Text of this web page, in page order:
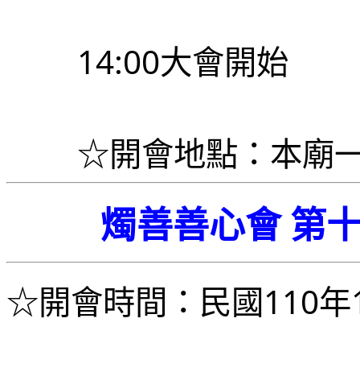
	14:00大會開始
☆開會地點：本廟
燭善善心會 第
☆開會時間： 民國110